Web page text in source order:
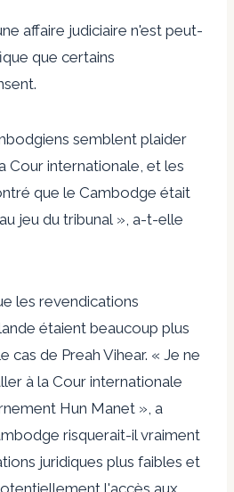
affaire judiciaire n'est peut-
que certains
semblent plaider
Cour internationale, et les
que le Cambodge était
jeu du tribunal », a-t-elle
les revendications
étaient beaucoup plus
cas de Preah Vihear. « Je ne
à la Cour internationale
Hun Manet », a
risquerait-il vraiment
juridiques plus faibles et
l'accès aux